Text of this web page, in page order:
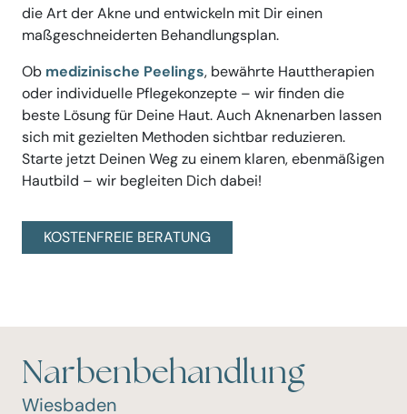
die Art der Akne und entwickeln mit Dir einen
maßgeschneiderten Behandlungsplan.
Ob medizinische Peelings, bewährte Hauttherapien
oder individuelle Pflegekonzepte – wir finden die
beste Lösung für Deine Haut. Auch Aknenarben lassen
sich mit gezielten Methoden sichtbar reduzieren.
Starte jetzt Deinen Weg zu einem klaren, ebenmäßigen
Hautbild – wir begleiten Dich dabei!
KOSTENFREIE BERATUNG
Narbenbehandlung
Wiesbaden